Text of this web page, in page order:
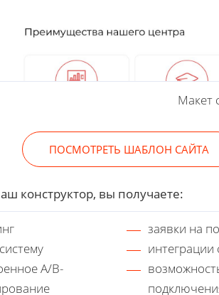
Макет
ПОСМОТРЕТЬ ШАБЛОН САЙТА
конструктор, вы получаете:
заявки на
интеграции
A/B-